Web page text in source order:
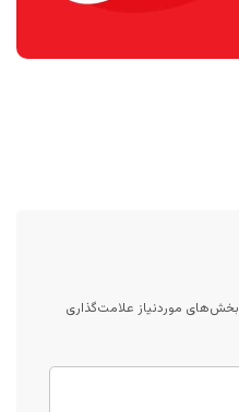
بخش‌های موردنیاز علامت‌گذاری